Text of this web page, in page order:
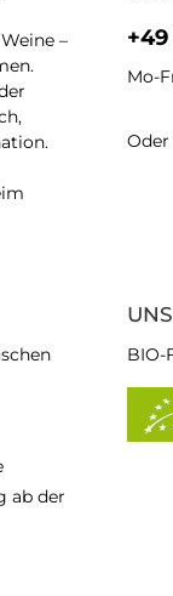
Mo-
Oder
ab der
–
BIO-